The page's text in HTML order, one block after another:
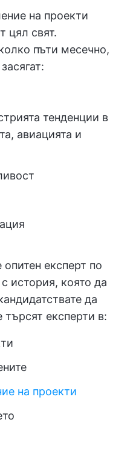
на проекти
цял свят.
пъти месечно,
тенденции в
авиацията и
експерт по
история, която да
да
търсят експерти в:
на проекти